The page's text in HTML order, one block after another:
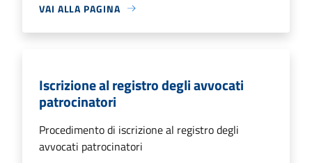
VAI ALLA PAGINA
Iscrizione al registro degli avvocati
patrocinatori
Procedimento di iscrizione al registro degli
avvocati patrocinatori